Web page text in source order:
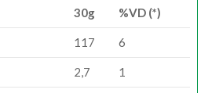
30g %VD (*)
117 6
2,7 1